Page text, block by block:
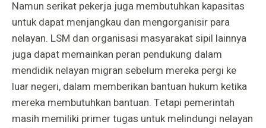
Namun serikat pekerja juga membutuhkan kapasitas
untuk dapat menjangkau dan mengorganisir para
nelayan. LSM dan organisasi masyarakat sipil lainnya
juga dapat memainkan peran pendukung dalam
mendidik nelayan migran sebelum mereka pergi ke
luar negeri, dalam memberikan bantuan hukum ketika
mereka membutuhkan bantuan. Tetapi pemerintah
masih memiliki primer tugas untuk melindungi nelayan